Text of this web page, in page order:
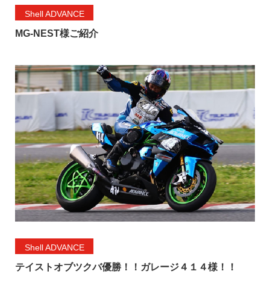
Shell ADVANCE
MG-NEST様ご紹介
Shell ADVANCE
テイストオブツクバ優勝！！ガレージ４１４様！！